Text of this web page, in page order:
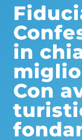
in
Con